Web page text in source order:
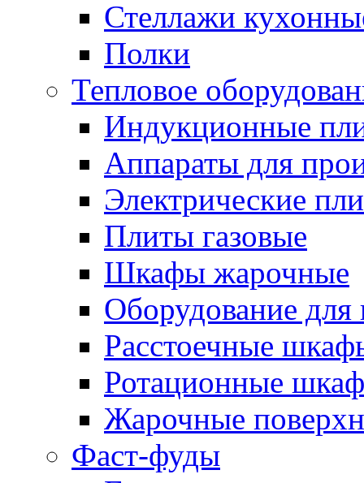
Стеллажи
Полки
Тепловое
Индукционные
Аппараты для
Электрические
Плиты газовые
Шкафы жарочные
Оборудование
Расстоечные
Ротационные
Жарочные
Фаст-фуды